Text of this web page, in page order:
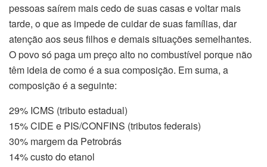
pessoas saírem mais cedo de suas casas e voltar mais
tarde, o que as impede de cuidar de suas famílias, dar
atenção aos seus filhos e demais situações semelhantes.
O povo só paga um preço alto no combustível porque não
têm ideia de como é a sua composição. Em suma, a
composição é a seguinte:
29% ICMS (tributo estadual)
15% CIDE e PIS/CONFINS (tributos federais)
30% margem da Petrobrás
14% custo do etanol